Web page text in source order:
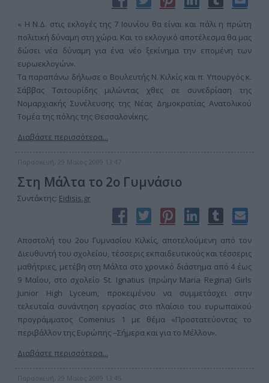
« Η Ν.Δ. στις εκλογές της 7 Ιουνίου θα είναι και πάλι η πρώτη
πολιτική δύναμη στη χώρα. Και το εκλογικό αποτέλεσμα θα μας
δώσει νέα δύναμη για ένα νέο ξεκίνημα την επομένη των
ευρωεκλογών».
Τα παραπάνω δήλωσε ο Βουλευτής Ν. Κιλκίς και π. Υπουργός κ.
Σάββας Τσιτουρίδης μιλώντας χθες σε συνεδρίαση της
Νομαρχιακής Συνέλευσης της Νέας Δημοκρατίας Ανατολικού
Τομέα της πόλης της Θεσσαλονίκης.
Διαβάστε περισσότερα...
Παρασκευή, 29 Μαϊος 2009 13:47
Στη Μάλτα το 2ο Γυμνάσιο
Συντάκτης: Eidisis.gr
Αποστολή του 2ου Γυμνασίου Κιλκίς, αποτελούμενη από τον
Διευθυντή του σχολείου, τέσσερις εκπαιδευτικούς και τέσσερις
μαθήτριες, μετέβη στη Μάλτα στο χρονικό διάστημα από 4 έως
9 Μαΐου, στο σχολείο St. Ignatius (πρώην Maria Regina) Girls
Junior High Lyceum, προκειμένου να συμμετάσχει στην
τελευταία συνάντηση εργασίας στο πλαίσιο του ευρωπαϊκού
προγράμματος Comenius 1 με θέμα «Προστατεύοντας το
περιβάλλον της Ευρώπης –Σήμερα και για το Μέλλον».
Διαβάστε περισσότερα...
Παρασκευή, 29 Μαϊος 2009 13:45